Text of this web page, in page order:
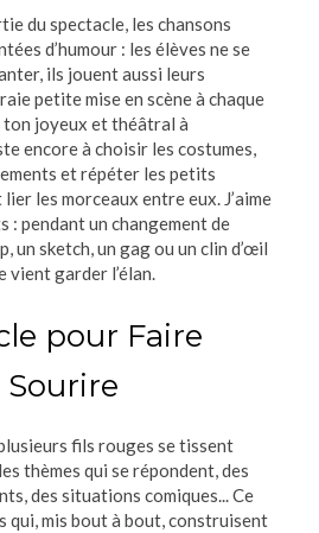
du spectacle, les chansons
d’humour : les élèves ne se
ils jouent aussi leurs
petite mise en scène à chaque
ton joyeux et théâtral à
encore à choisir les costumes,
et répéter les petits
les morceaux entre eux. J’aime
: pendant un changement de
un sketch, un gag ou un clin d’œil
vient garder l’élan.
pour Faire
fils rouges se tissent
thèmes qui se répondent, des
des situations comiques... Ce
qui, mis bout à bout, construisent